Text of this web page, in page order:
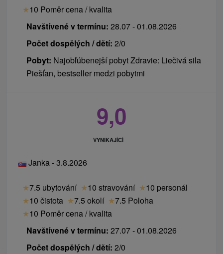
★10 Poměr cena / kvalita
Navštívené v termínu: 28.07 - 01.08.2026
Počet dospělých / dětí: 2/0
Pobyt: Najobľúbenejší pobyt Zdravie: Liečivá sila
Piešťan, bestseller medzi pobytmi
9,0
VYNIKAJÍCÍ
Janka - 3.8.2026
★7.5 ubytování ★10 stravování ★10 personál
★10 čistota ★7.5 okolí ★7.5 Poloha
★10 Poměr cena / kvalita
Navštívené v termínu: 27.07 - 01.08.2026
Počet dospělých / dětí: 2/0